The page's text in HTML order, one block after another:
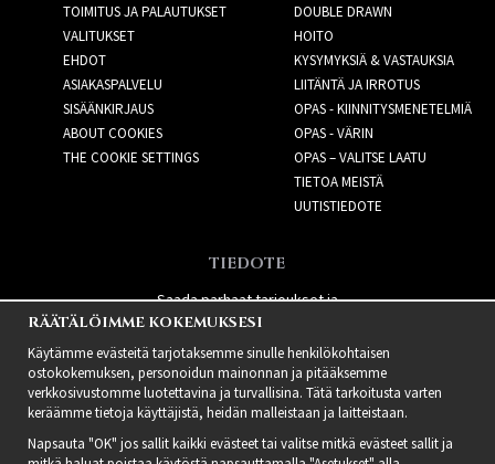
TOIMITUS JA PALAUTUKSET
VALITUKSET
EHDOT
ASIAKASPALVELU
SISÄÄNKIRJAUS
ABOUT COOKIES
THE COOKIE SETTINGS
DOUBLE DRAWN
HOITO
KYSYMYKSIÄ & VASTAUKSIA
LIITÄNTÄ JA IRROTUS
OPAS - KIINNITYSMENETELMIÄ
OPAS - VÄRIN
OPAS – VALITSE LAATU
TIETOA MEISTÄ
UUTISTIEDOTE
TIEDOTE
Saada parhaat tarjoukset ja
uusia tuotteita!
RÄÄTÄLÖIMME KOKEMUKSESI
Käytämme evästeitä tarjotaksemme sinulle henkilökohtaisen
ostokokemuksen, personoidun mainonnan ja pitääksemme
verkkosivustomme luotettavina ja turvallisina. Tätä tarkoitusta varten
keräämme tietoja käyttäjistä, heidän malleistaan ​​ja laitteistaan.
Napsauta "OK" jos sallit kaikki evästeet tai valitse mitkä evästeet sallit ja